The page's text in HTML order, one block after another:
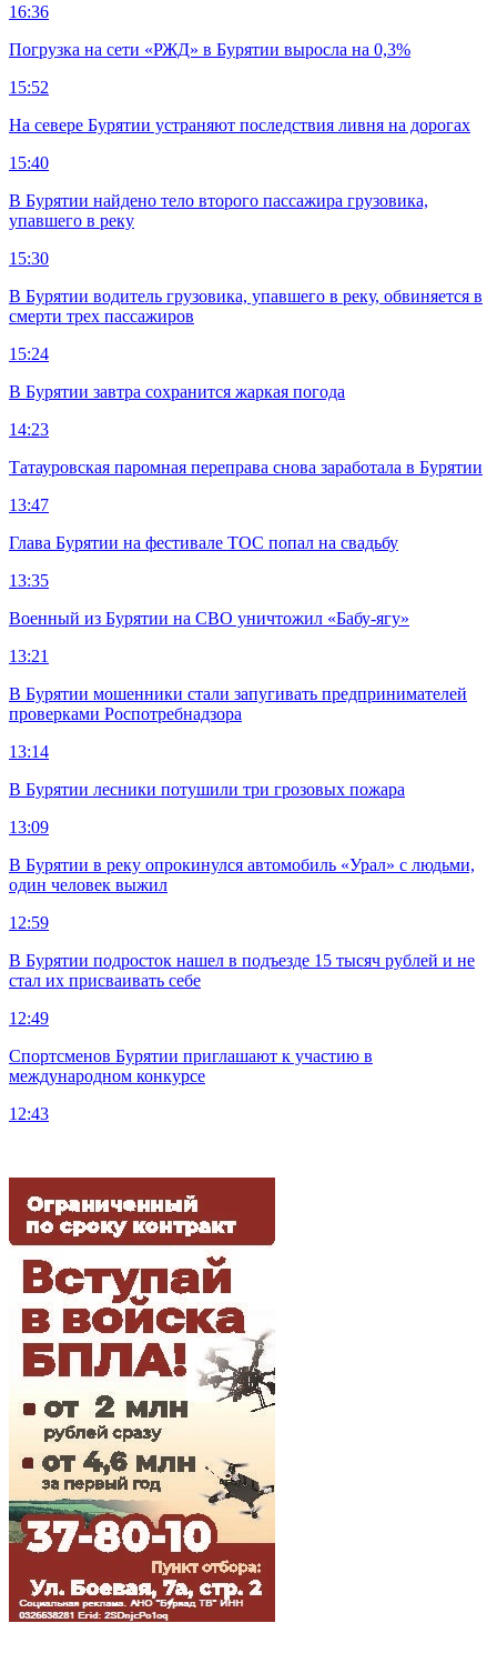
16:36
Погрузка на сети «РЖД» в Бурятии выросла на 0,3%
15:52
На севере Бурятии устраняют последствия ливня на дорогах
15:40
В Бурятии найдено тело второго пассажира грузовика,
упавшего в реку
15:30
В Бурятии водитель грузовика, упавшего в реку, обвиняется в
смерти трех пассажиров
15:24
В Бурятии завтра сохранится жаркая погода
14:23
Татауровская паромная переправа снова заработала в Бурятии
13:47
Глава Бурятии на фестивале ТОС попал на свадьбу
13:35
Военный из Бурятии на СВО уничтожил «Бабу-ягу»
13:21
В Бурятии мошенники стали запугивать предпринимателей
проверками Роспотребнадзора
13:14
В Бурятии лесники потушили три грозовых пожара
13:09
В Бурятии в реку опрокинулся автомобиль «Урал» с людьми,
один человек выжил
12:59
В Бурятии подросток нашел в подъезде 15 тысяч рублей и не
стал их присваивать себе
12:49
Спортсменов Бурятии приглашают к участию в
международном конкурсе
12:43